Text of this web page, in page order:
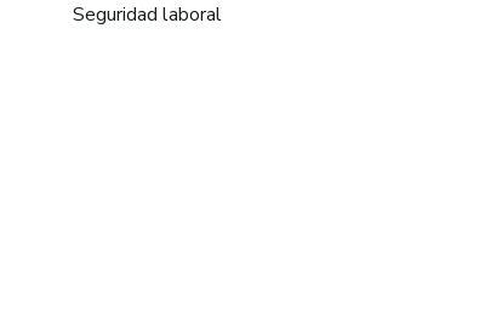
Seguridad laboral